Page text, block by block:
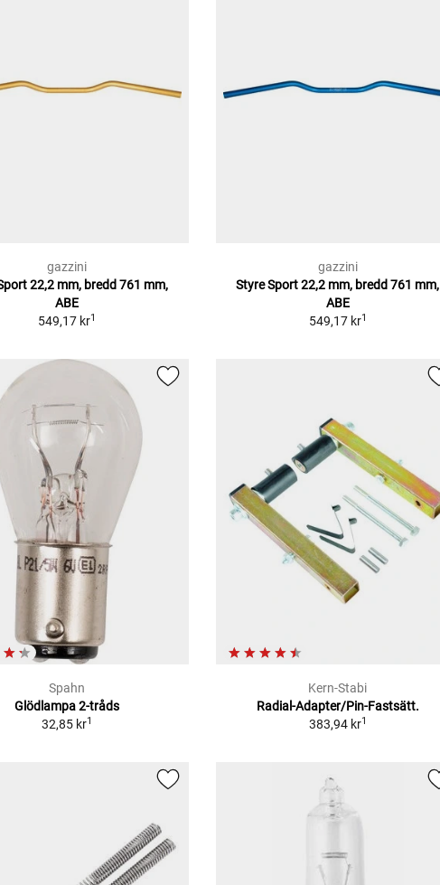
gazzini
22,2 mm, bredd 761 mm,
ABE
549,17 kr1
gazzini
Styre Sport 22,2 mm, bredd 761 mm,
ABE
549,17 kr1
Spahn
Glödlampa 2-tråds
32,85 kr1
Kern-Stabi
Radial-Adapter/Pin-Fastsätt.
383,94 kr1